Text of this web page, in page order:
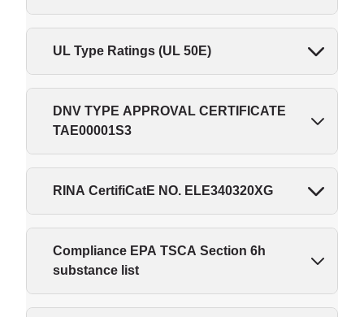
UL Type Ratings (UL 50E)
DNV TYPE APPROVAL CERTIFICATE
TAE00001S3
RINA CertifiCatE NO. ELE340320XG
Compliance EPA TSCA Section 6h
substance list